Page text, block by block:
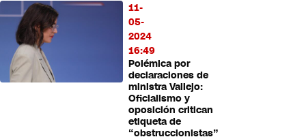
11-
05-
2024
16:49
Polémica por
declaraciones de
ministra Vallejo:
Oficialismo y
oposición critican
etiqueta de
“obstruccionistas”